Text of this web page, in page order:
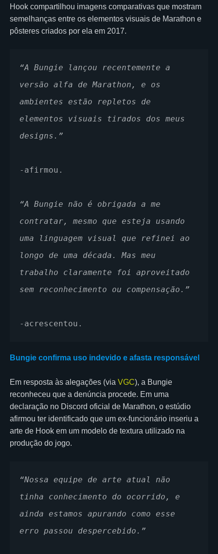
Hook compartilhou imagens comparativas que mostram
semelhanças entre os elementos visuais de Marathon e
pôsteres criados por ela em 2017.
“A Bungie lançou recentemente a
versão alfa de Marathon, e os
ambientes estão repletos de
elementos visuais tirados dos meus
designs.”
-afirmou.
“A Bungie não é obrigada a me
contratar, mesmo que esteja usando
uma linguagem visual que refinei ao
longo de uma década. Mas meu
trabalho claramente foi aproveitado
sem reconhecimento ou compensação.”
-acrescentou.
Bungie confirma uso indevido e afasta responsável
Em resposta às alegações (via VGC), a Bungie
reconheceu que a denúncia procede. Em uma
declaração no Discord oficial de Marathon, o estúdio
afirmou ter identificado que um ex-funcionário inseriu a
arte de Hook em um modelo de textura utilizado na
produção do jogo.
“Nossa equipe de arte atual não
tinha conhecimento do ocorrido, e
ainda estamos apurando como esse
erro passou despercebido.”